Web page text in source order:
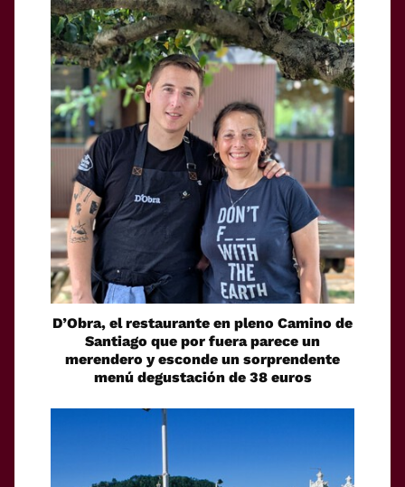
D’Obra, el restaurante en pleno Camino de
Santiago que por fuera parece un
merendero y esconde un sorprendente
menú degustación de 38 euros